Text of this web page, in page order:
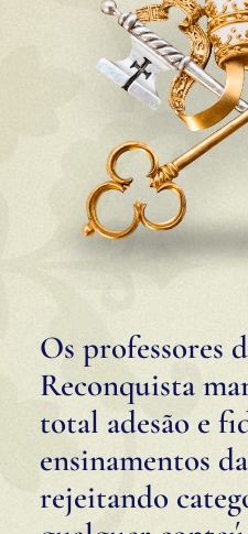
Os professores
Reconquista
total adesão e
ensinamentos
rejeitando